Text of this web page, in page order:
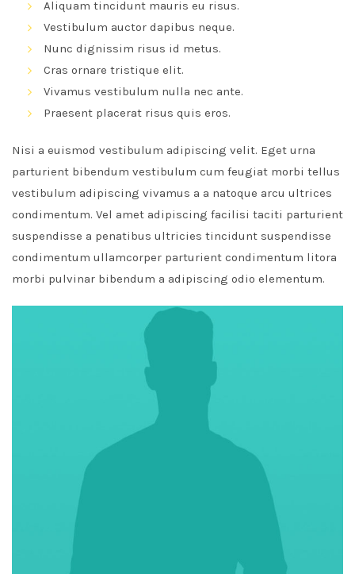
Aliquam tincidunt mauris eu risus.
Vestibulum auctor dapibus neque.
Nunc dignissim risus id metus.
Cras ornare tristique elit.
Vivamus vestibulum nulla nec ante.
Praesent placerat risus quis eros.
Nisi a euismod vestibulum adipiscing velit. Eget urna
parturient bibendum vestibulum cum feugiat morbi tellus
vestibulum adipiscing vivamus a a natoque arcu ultrices
condimentum. Vel amet adipiscing facilisi taciti parturient
suspendisse a penatibus ultricies tincidunt suspendisse
condimentum ullamcorper parturient condimentum litora
morbi pulvinar bibendum a adipiscing odio elementum.